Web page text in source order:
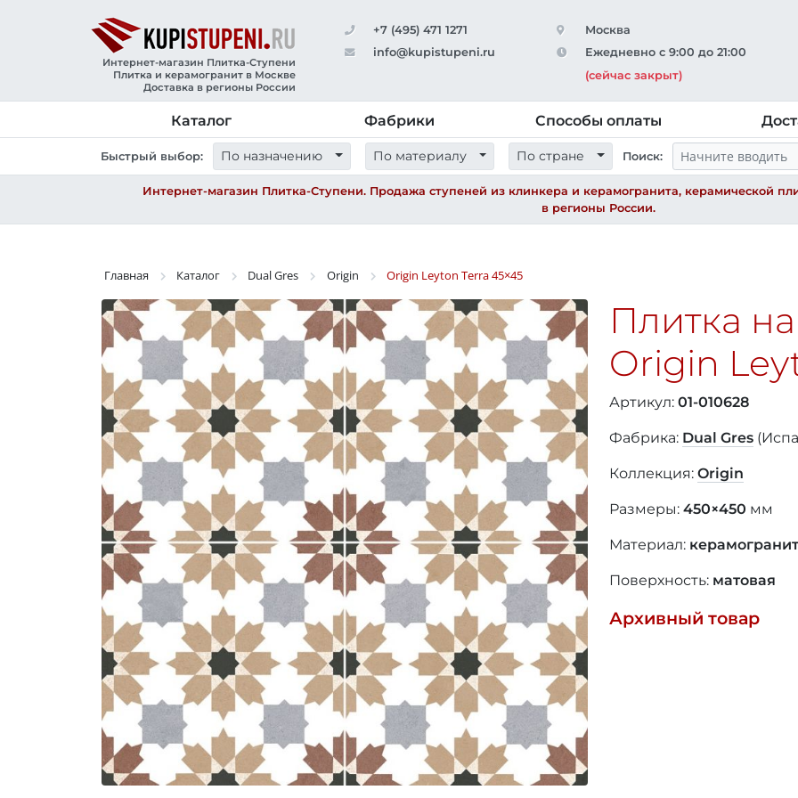
Интернет-магазин Плитка-Ступени
Плитка и керамогранит в Москве
Доставка в регионы России
+7 (495) 471 1271
info@kupistupeni.ru
Москва
Ежедневно с 9:00 до 21:00
(сейчас закрыт)
Каталог Фабрики Способы оплаты
Быстрый выбор: По назначению По материалу По стране Поиск:
Интернет-магазин Плитка-Ступени. Продажа ступеней из клинкера и керамогранита, керамической
в регионы России.
Главная Каталог Dual Gres Origin Origin Leyton Terra45×45
Плитка
Origin
Артикул: 01-010628
Фабрика: Dual Gres
Коллекция: Origin
Размеры: 450×450 мм
Материал: керамогранит
Поверхность: матовая
Архивный товар